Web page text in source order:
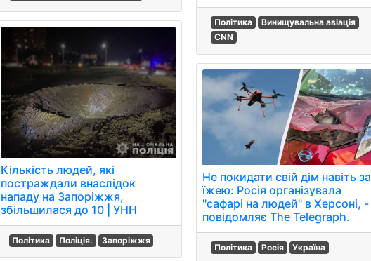
Кількість людей, які
постраждали внаслідок
нападу на Запоріжжя,
збільшилася до 10 | УНН
Політика Поліція. Запоріжжя
Політика
Винищувальна авіація
CNN
Не покидати свій дім навіть за
їжею: Росія організувала
"сафарі на людей" в Херсоні, -
повідомляє The Telegraph.
Політика Росія Україна